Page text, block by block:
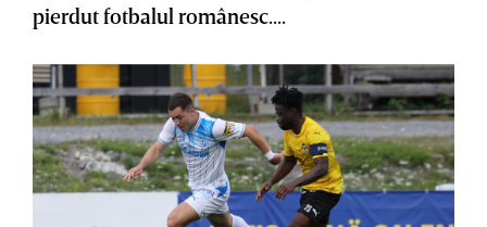
pierdut fotbalul românesc....